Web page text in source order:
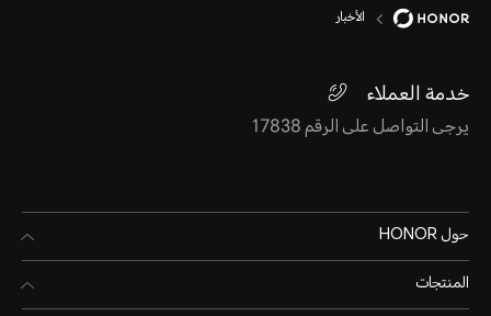
الأخبار
خدمة العملاء
يرجى التواصل على الرقم 17838
حول HONOR
المنتجات